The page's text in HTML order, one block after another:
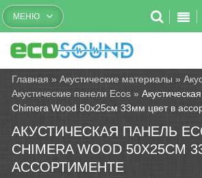
Бесплатный рассчет
МЕНЮ
Главная »Акустические материалы »
Акустические панели Ecos »
Chimera Wood 50x25см 33мм цвет в
АКУСТИЧЕСКАЯ ПАНЕЛЬ
CHIMERA WOOD 50X25СМ
АССОРТИМЕНТЕ